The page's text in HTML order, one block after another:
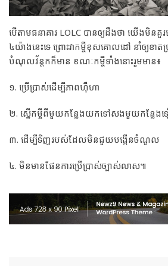
បើតាមធនាគារ LOLC បានឲ្យដឹងថា យើងមិន
៤យ៉ាងនេះទេ ព្រោះវាកម្ចីខុសគោលដៅ នាំឲ្យខា
បំណុលវ័ន្តកក៏មាន ខណៈកម្ចីទាំងនោះរួមមាន៖
១. ប្រើប្រាស់ដើម្បីភាពហ៊ឺហា
២. ស្នើកម្ចីពីមួយកន្លែងយកទៅសងមួយកន្លែងទ
៣. ដើម្បីទិញរបស់ដែលមិនជួយបង្កើនចំណូល
៤. មិនមានផែនការប្រើប្រាស់ច្បាស់លាស៕